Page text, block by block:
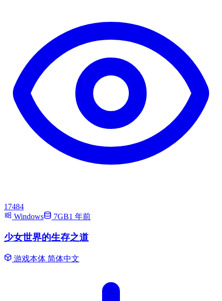
17484
Windows
7GB1 年前
少女世界的生存之道
游戏本体 简体中文